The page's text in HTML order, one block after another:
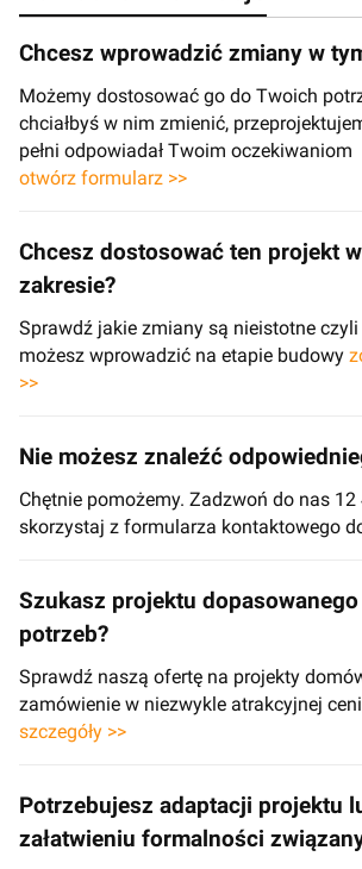
Chcesz wprowadzić zmiany w
Możemy dostosować go do Twoich
chciałbyś w nim zmienić,
pełni odpowiadał Twoim oczekiwaniom
otwórz formularz >>
Chcesz dostosować ten projekt
zakresie?
Sprawdź jakie zmiany są nieistotne czyli
możesz wprowadzić na etapie budowy
>>
Nie możesz znaleźć
Chętnie pomożemy. Zadzwoń do nas
skorzystaj z formularza kontaktowego
Szukasz projektu
potrzeb?
Sprawdź naszą ofertę na projekty
zamówienie w niezwykle atrakcyjnej
szczegóły >>
Potrzebujesz adaptacji projektu
załatwieniu formalności